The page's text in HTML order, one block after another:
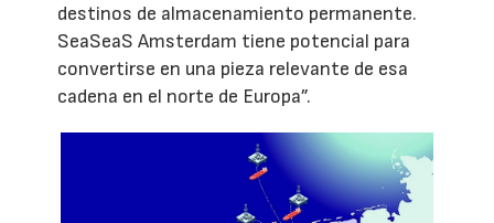
destinos de almacenamiento permanente.
SeaSeaS Amsterdam tiene potencial para
convertirse en una pieza relevante de esa
cadena en el norte de Europa”.